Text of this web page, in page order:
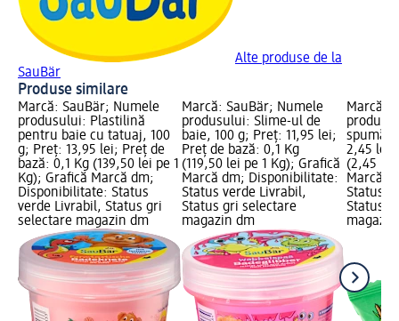
Alte produse de la
SauBär
Produse similare
Marcă: SauBär; Numele
produsului: Plastilină
pentru baie cu tatuaj, 100
g; Preț: 13,95 lei; Preț de
bază: 0,1 Kg (139,50 lei pe 1
Kg); Grafică Marcă dm;
Disponibilitate: Status
verde Livrabil, Status gri
selectare magazin dm
Marcă: SauBär; Numele
produsului: Slime-ul de
baie, 100 g; Preț: 11,95 lei;
Preț de bază: 0,1 Kg
(119,50 lei pe 1 Kg); Grafică
Marcă dm; Disponibilitate:
Status verde Livrabil,
Status gri selectare
magazin dm
Marcă:
spumă
2,45 lei;
(2,45 lei
Marcă
Status
Status